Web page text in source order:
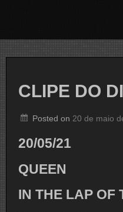
CLIPE DO
Posted on 20 de maio
20/05/21
QUEEN
IN THE LAP OF